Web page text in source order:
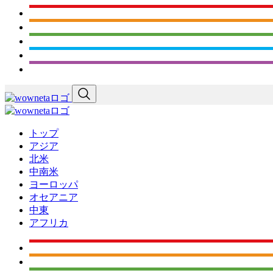
トップ
アジア
北米
中南米
ヨーロッパ
オセアニア
中東
アフリカ